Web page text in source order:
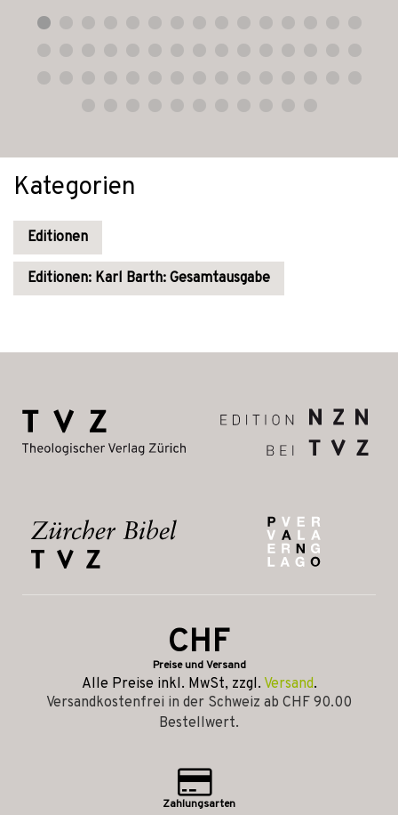
Kategorien
Editionen
Editionen: Karl Barth: Gesamtausgabe
CHF
Preise und Versand
Alle Preise inkl. MwSt, zzgl. Versand.
Versandkostenfrei in der Schweiz ab CHF 90.00
Bestellwert.
Zahlungsarten